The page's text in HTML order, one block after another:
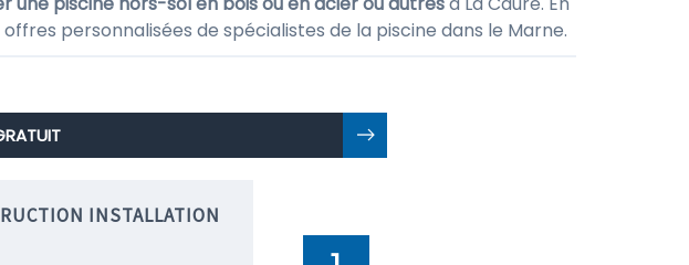
personnalisées de spécialistes de la piscine dans le Marne.
INSTALLATION